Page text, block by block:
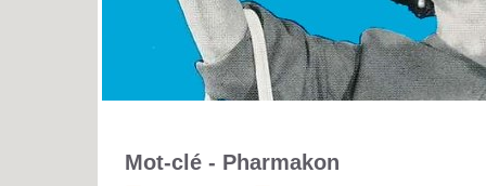
Mot-clé - Pharmakon